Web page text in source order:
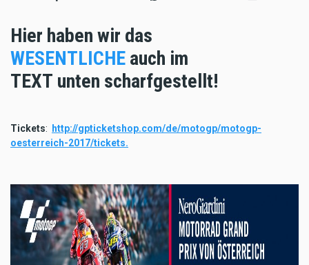
Hier haben wir das
WESENTLICHE auch im
TEXT unten scharfgestellt!
Tickets:
http://gpticketshop.com/de/motogp/motogp-
oesterreich-2017/tickets.